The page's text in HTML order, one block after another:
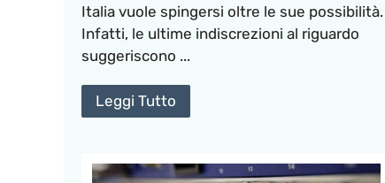
Italia vuole spingersi oltre le sue possibilità.
Infatti, le ultime indiscrezioni al riguardo
suggeriscono ...
Leggi Tutto